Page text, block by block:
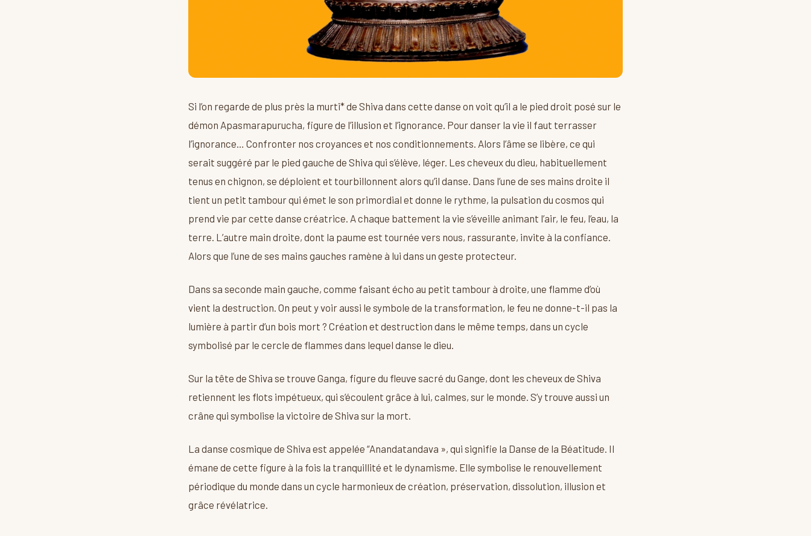
Si l’on regarde de plus près la murti* de Shiva dans cette danse on voit qu’il a le pied droit posé sur le
démon Apasmarapurucha, figure de l’illusion et l’ignorance. Pour danser la vie il faut terrasser
l’ignorance… Confronter nos croyances et nos conditionnements. Alors l’âme se libère, ce qui
serait suggéré par le pied gauche de Shiva qui s’élève, léger. Les cheveux du dieu, habituellement
tenus en chignon, se déploient et tourbillonnent alors qu’il danse. Dans l’une de ses mains droite il
tient un petit tambour qui émet le son primordial et donne le rythme, la pulsation du cosmos qui
prend vie par cette danse créatrice. A chaque battement la vie s’éveille animant l’air, le feu, l’eau, la
terre. L’autre main droite, dont la paume est tournée vers nous, rassurante, invite à la confiance.
Alors que l’une de ses mains gauches ramène à lui dans un geste protecteur.
Dans sa seconde main gauche, comme faisant écho au petit tambour à droite, une flamme d’où
vient la destruction. On peut y voir aussi le symbole de la transformation, le feu ne donne-t-il pas la
lumière à partir d’un bois mort ? Création et destruction dans le même temps, dans un cycle
symbolisé par le cercle de flammes dans lequel danse le dieu.
Sur la tête de Shiva se trouve Ganga, figure du fleuve sacré du Gange, dont les cheveux de Shiva
retiennent les flots impétueux, qui s’écoulent grâce à lui, calmes, sur le monde. S’y trouve aussi un
crâne qui symbolise la victoire de Shiva sur la mort.
La danse cosmique de Shiva est appelée “Anandatandava », qui signifie la Danse de la Béatitude. Il
émane de cette figure à la fois la tranquillité et le dynamisme. Elle symbolise le renouvellement
périodique du monde dans un cycle harmonieux de création, préservation, dissolution, illusion et
grâce révélatrice.